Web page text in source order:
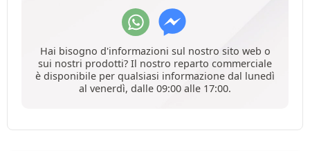
Hai bisogno d'informazioni sul nostro sito web o
sui nostri prodotti? Il nostro reparto commerciale
è disponibile per qualsiasi informazione dal lunedì
al venerdì, dalle 09:00 alle 17:00.